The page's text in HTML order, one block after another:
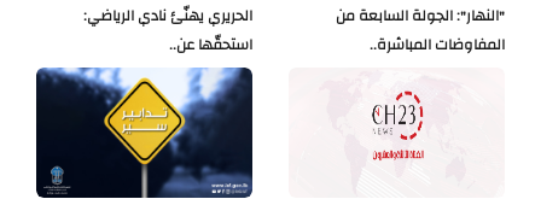
الحريري يهنّئ نادي الرياضي:
استحقّها عن..
"النهار": الجولة السابعة من
المفاوضات المباشرة..